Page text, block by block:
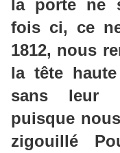
la porte ne
fois ci, ce
1812, nous
la tête
sans leur
puisque
zigouillé